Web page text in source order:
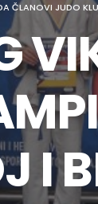
ČLANOVI JUDO
I